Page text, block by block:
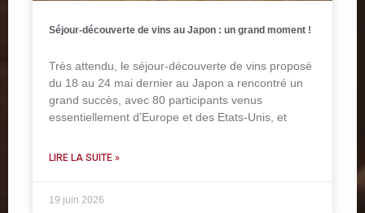
Séjour-découverte de vins au Japon : un grand moment !
Très attendu, le séjour-découverte de vins proposé
du 18 au 24 mai dernier au Japon a rencontré un
grand succès, avec 80 participants venus
essentiellement d’Europe et des Etats-Unis, et
LIRE LA SUITE »
19 juin 2026